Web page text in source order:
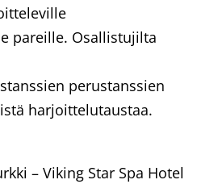
pareille. Osallistujilta
perustanssien
harjoittelutaustaa.
– Viking Star Spa Hotel